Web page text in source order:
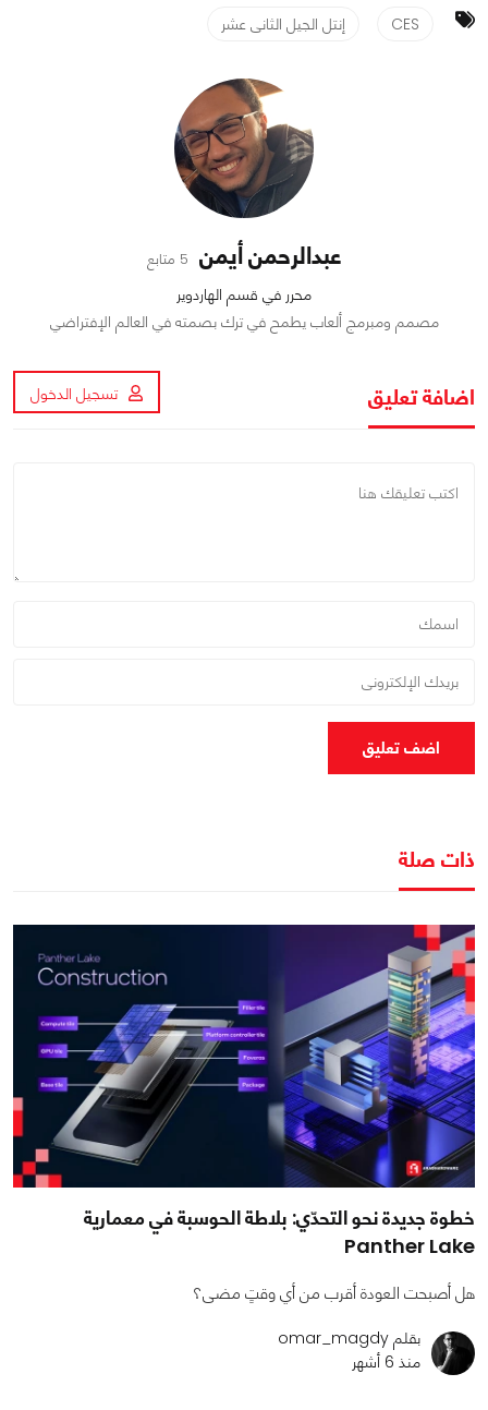
CES إنتل الجيل الثانى عشر
عبدالرحمن أيمن 5 متابع
محرر في قسم الهاردوير
مصمم ومبرمج ألعاب يطمح في ترك بصمته في العالم الإفتراضي
اضافة تعليق تسجيل الدخول
اضف تعليق
ذات صلة
خطوة جديدة نحو التحدّي: بلاطة الحوسبة في معمارية
Panther Lake
هل أصبحت العودة أقرب من أي وقتٍ مضى؟
بقلم omar_magdy
منذ 6 أشهر